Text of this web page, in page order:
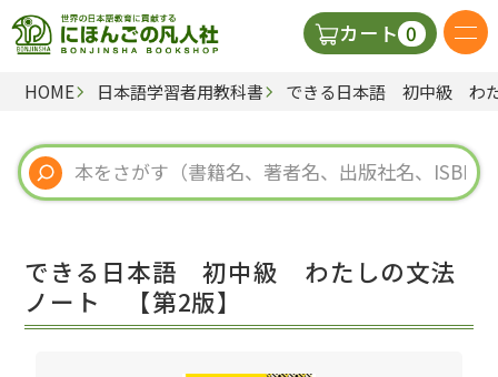
カート 0
日本語の教科書
視聴覚・補助教材
教師用参考書
HOME 日本語学習者用教科書 できる日本語 初中級 わ
できる日本語 初中級 わたしの文法
ノート 【第2版】